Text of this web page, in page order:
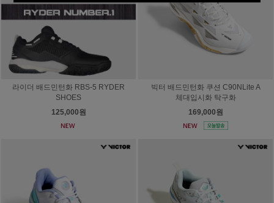
라이더 배드민턴화 RBS-5 RYDER
SHOES
125,000원
빅터 배드민턴화 쿠션 C90NLite A
체대입시화 탁구화
169,000원